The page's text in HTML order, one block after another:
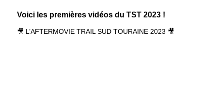
Voici les premières vidéos du TST 2023 !
🎥 L’AFTERMOVIE TRAIL SUD TOURAINE 2023 🎥